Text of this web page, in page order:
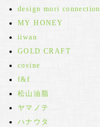
design mori connection
MY HONEY
iiwan
GOLD CRAFT
cosine
f&f
松山油脂
ヤマノテ
ハナウタ